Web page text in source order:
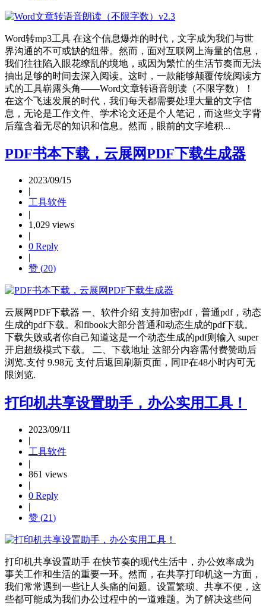
Word转mp3工具 在这个信息爆炸的时代，文字成为我们与世
界沟通的不可或缺的纽带。然而，面对互联网上海量的信息，
我们往往陷入眼花缭乱的境地，或因为繁忙的生活节奏而无法
抽出足够的时间去深入阅读。这时，一款能够颠覆传统阅读方
式的工具崭露头角——Word文章转语音朗读（不限字数）！
在这个飞速发展的时代，我们每天都需要处理大量的文字信
息，无论是工作文件、学术论文还是个人笔记，而这些文字背
后蕴含着无尽的知识和信息。然而，眼前的文字堆积...
PDF书本下载，云展网PDF下载生成器
2023/09/15
|
工具软件
|
1,029 views
|
0 Reply
|
赞 (20)
云展网PDF下载器 一、软件介绍 支持加密pdf，普通pdf，动态
生成的pdf下载。和flbook大部分普通和动态生成的pdf下载。
下载失败或者你自己知道这是一个动态生成的pdf则输入 super
开启超级模式下载。 二、下载地址 这部分内容需付费赞助后
浏览.支付 9.98元 支付后返回刷新页面，同IP在48小时内可无
限浏览.
打印机共享设置助手，办公实用工具！
2023/09/11
|
工具软件
|
861 views
|
0 Reply
|
赞 (21)
打印机共享设置助手 在快节奏的现代生活中，办公效率成为
事关工作和生活的重要一环。然而，在共享打印机这一方面，
我们常常遇到一些让人头痛的问题。设置繁琐、共享不便，这
些都可能成为我们办公过程中的一道难题。为了解决这些问